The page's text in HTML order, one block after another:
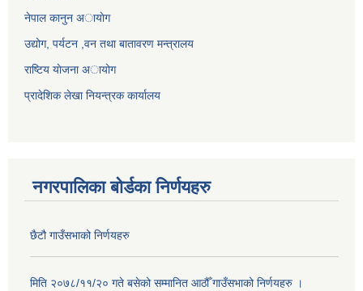
नेपाल कानुन अायाेग
उद्योग, पर्यटन ,वन तथा बातावरण मन्त्रालय
राष्टिय याेजना अायोग
प्रादेशिक लेखा नियन्त्रक कार्यालय
नगरपालिका बोर्डका निर्णयहरु
छैटौ गाउँसभाको निर्णयहरु
मिति २०७८/११/२० गते बसेको सम्मानित आठौँ गाउँसभाको निर्णयहरु ।